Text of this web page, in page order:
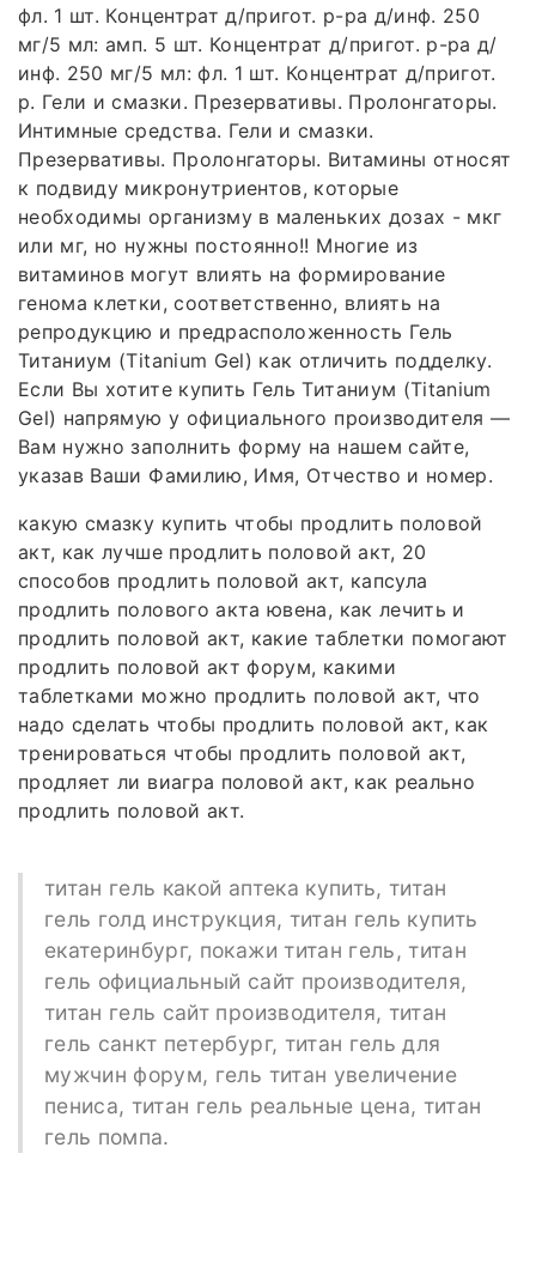
фл. 1 шт. Концентрат д/при­гот. р-ра д/инф. 250
мг/5 мл: амп. 5 шт. Концентрат д/при­гот. р-ра д/
инф. 250 мг/5 мл: фл. 1 шт. Концентрат д/при­гот.
р. Гели и смазки. Презервативы. Пролонгаторы.
Интимные средства. Гели и смазки.
Презервативы. Пролонгаторы. Витамины относят
к подвиду микронутриентов, которые
необходимы организму в маленьких дозах - мкг
или мг, но нужны постоянно!! Многие из
витаминов могут влиять на формирование
генома клетки, соответственно, влиять на
репродукцию и предрасположенность Гель
Титаниум (Titanium Gel) как отличить подделку.
Если Вы хотите купить Гель Титаниум (Titanium
Gel) напрямую у официального производителя —
Вам нужно заполнить форму на нашем сайте,
указав Ваши Фамилию, Имя, Отчество и номер.
какую смазку купить чтобы продлить половой
акт, как лучше продлить половой акт, 20
способов продлить половой акт, капсула
продлить полового акта ювена, как лечить и
продлить половой акт, какие таблетки помогают
продлить половой акт форум, какими
таблетками можно продлить половой акт, что
надо сделать чтобы продлить половой акт, как
тренироваться чтобы продлить половой акт,
продляет ли виагра половой акт, как реально
продлить половой акт.
титан гель какой аптека купить, титан
гель голд инструкция, титан гель купить
екатеринбург, покажи титан гель, титан
гель официальный сайт производителя,
титан гель сайт производителя, титан
гель санкт петербург, титан гель для
мужчин форум, гель титан увеличение
пениса, титан гель реальные цена, титан
гель помпа.